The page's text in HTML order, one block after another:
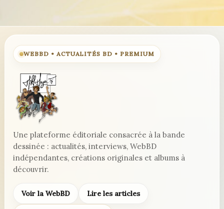
d’une
BD
fantastique
avec
WEBBD • ACTUALITÉS BD • PREMIUM
Une plateforme éditoriale consacrée à la bande
dessinée : actualités, interviews, WebBD
indépendantes, créations originales et albums à
découvrir.
Voir la WebBD Lire les articles